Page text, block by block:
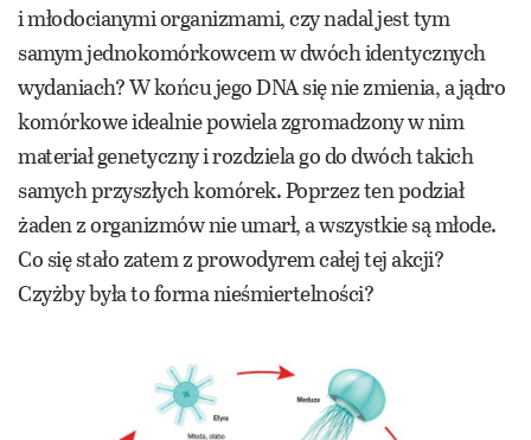
i młodocianymi organizmami, czy nadal jest tym
samym jednokomórkowcem w dwóch identycznych
wydaniach? W końcu jego DNA się nie zmienia, a jądro
komórkowe idealnie powiela zgromadzony w nim
materiał genetyczny i rozdziela go do dwóch takich
samych przyszłych komórek. Poprzez ten podział
żaden z organizmów nie umarł, a wszystkie są młode.
Co się stało zatem z prowodyrem całej tej akcji?
Czyżby była to forma nieśmiertelności?